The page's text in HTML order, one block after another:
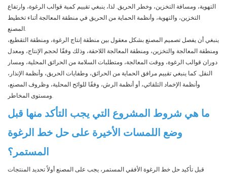
التهوية، ومسافة التخزين، وخطر الحريق. لذا، ينبغي تقييم كمية قوالب الرغوة، وارتفاع
التخزين، والتهوية، وأنظمة الحماية من الحريق في منطقة المعالجة أثناء تخطيط
المصنع.
ينبغي أن يفصل تصميم المصنع بشكل معقول بين منطقة إنتاج الرغوة، ومنطقة التقطيع،
ومنطقة المعالجة والتخزين، ومنطقة المعالجة اللاحقة، وذلك وفقًا لحجم الإنتاج، ومعدل
دوران قوالب الرغوة، ووقت المعالجة، ومتطلبات السلامة من الحرائق المحلية، ومسار
النقل. كما ينبغي تقييم مرافق الحماية من الحرائق، وطفايات الحريق، وأنظمة الإنذار،
وأنظمة الإخماد التلقائي، أو أنظمة الرش، وفقًا للوائح المحلية، وظروف المصنع،
ومستوى المخاطر.
ما هي شروط المشروع التي يجب التأكد منها قبل
وضع اللمسات الأخيرة على حل خط الرغوة
المستمر؟
قبل تأكيد حل خط الرغوة الأفقي المستمر، يجب على المصنع أولاً تحديد المنتجات